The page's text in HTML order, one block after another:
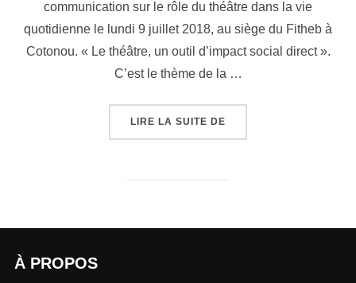
communication sur le rôle du théâtre dans la vie
quotidienne le lundi 9 juillet 2018, au siège du Fitheb à
Cotonou. « Le théâtre, un outil d’impact social direct ».
C’est le thème de la …
LIRE LA SUITE DE
À PROPOS